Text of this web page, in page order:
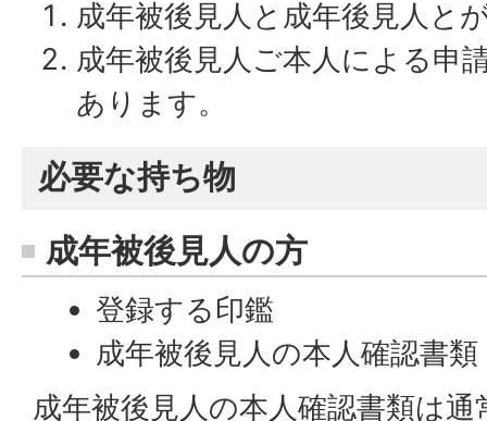
成年被後見人と成年後見人と
成年被後見人ご本人による申
あります。
必要な持ち物
成年被後見人の方
登録する印鑑
成年被後見人の本人確認書類
成年被後見人の本人確認書類は